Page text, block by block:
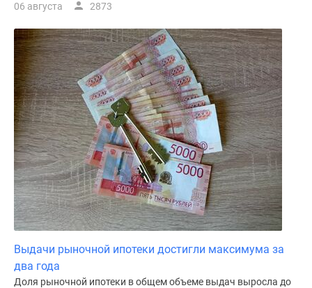
06 августа 2873
Выдачи рыночной ипотеки достигли максимума за
два года
Доля рыночной ипотеки в общем объеме выдач выросла до